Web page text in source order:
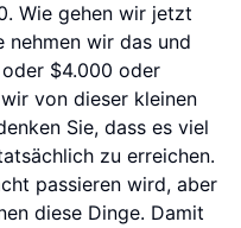
Wie gehen wir jetzt
nehmen wir das und
$4.000 oder
von dieser kleinen
Sie, dass es viel
zu erreichen.
passieren wird, aber
diese Dinge. Damit